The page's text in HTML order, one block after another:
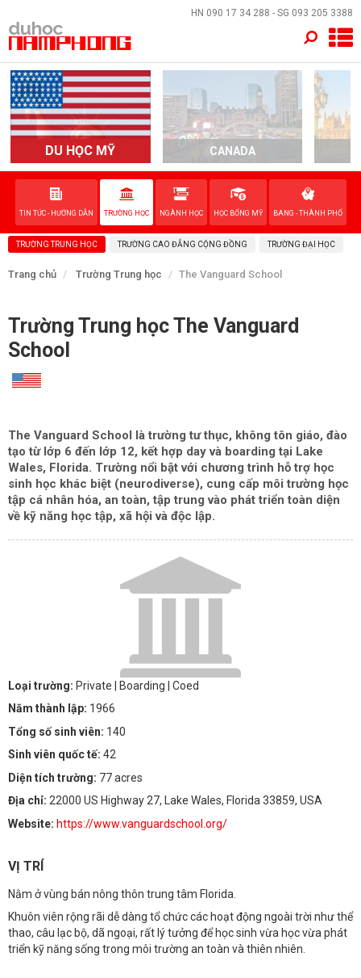
HN 090 17 34 288 - SG 093 205 3388
DU HỌC MỸ CANADA
TIN TỨC - HƯỚNG DẪN TRƯỜNG HỌC NGÀNH HỌC HỌC BỔNG MỸ BANG - THÀNH PHỐ
TRƯỜNG TRUNG HỌC TRƯỜNG CAO ĐẲNG CỘNG ĐỒNG TRƯỜNG ĐẠI HỌC
Trang chủ Trường Trung học The Vanguard School
Trường Trung học The Vanguard
School
The Vanguard School là trường tư thục, không tôn giáo, đào
tạo từ lớp 6 đến lớp 12, kết hợp day và boarding tại Lake
Wales, Florida. Trường nổi bật với chương trình hỗ trợ học
sinh học khác biệt (neurodiverse), cung cấp môi trường học
tập cá nhân hóa, an toàn, tập trung vào phát triển toàn diện
về kỹ năng học tập, xã hội và độc lập.
Loại trường: Private | Boarding | Coed
Năm thành lập: 1966
Tổng số sinh viên: 140
Sinh viên quốc tế: 42
Diện tích trường: 77 acres
Địa chỉ: 22000 US Highway 27, Lake Wales, Florida 33859, USA
Website: https://www.vanguardschool.org/
VỊ TRÍ
Nằm ở vùng bán nông thôn trung tâm Florida.
Khuôn viên rộng rãi dễ dàng tổ chức các hoạt động ngoài trời như thể
thao, câu lạc bộ, dã ngoại, rất lý tưởng để học sinh vừa học vừa phát
triển kỹ năng sống trong môi trường an toàn và thiên nhiên.
×
TRANG CHỦ
QUỐC GIA
EVENTS
DỊCH VỤ
VỀ NAM PHONG